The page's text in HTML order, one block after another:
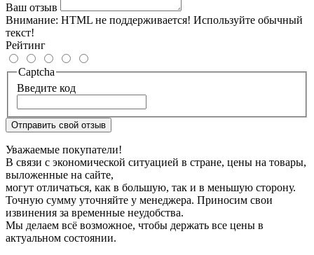
Ваш отзыв
Внимание: HTML не поддерживается! Используйте обычный
текст!
Рейтинг
Captcha
Введите код
Отправить свой отзыв
Уважаемые покупатели!
В связи с экономической ситуацией в стране, цены на товары,
выложенные на сайте,
могут отличаться, как в большую, так и в меньшую сторону.
Точную сумму уточняйте у менеджера. Приносим свои
извинения за временные неудобства.
Мы делаем всё возможное, чтобы держать все цены в
актуальном состоянии.